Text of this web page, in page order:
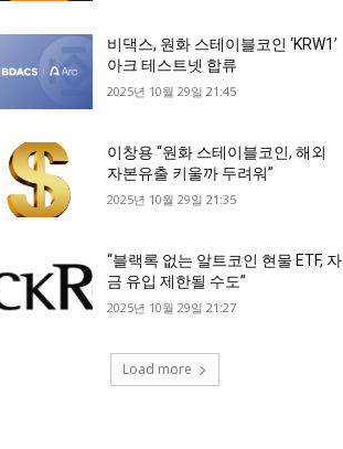
비댁스, 원화 스테이블코인 ‘KRW1’
아크 테스트넷 합류
2025년 10월 29일 21:45
이창용 “원화 스테이블코인, 해외
자본유출 키울까 두려워”
2025년 10월 29일 21:35
“블랙록 없는 알트코인 현물 ETF, 자
금 유입 제한될 수도”
2025년 10월 29일 21:27
Load more